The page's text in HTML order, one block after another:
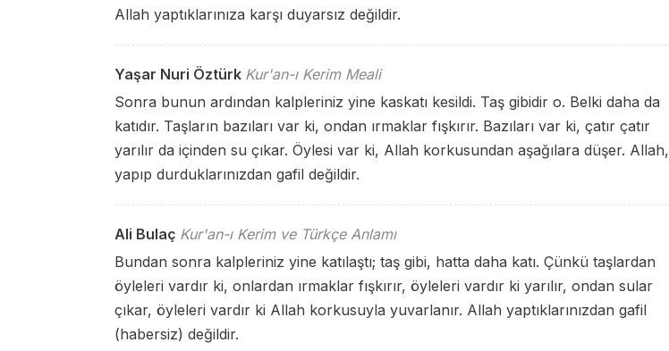
Allah yaptıklarınıza karşı duyarsız değildir.
Yaşar Nuri Öztürk Kur'an-ı Kerim Meali
Sonra bunun ardından kalpleriniz yine kaskatı kesildi. Taş gibidir o. Belki daha da
katıdır. Taşların bazıları var ki, ondan ırmaklar fışkırır. Bazıları var ki, çatır çatır
yarılır da içinden su çıkar. Öylesi var ki, Allah korkusundan aşağılara düşer. Allah,
yapıp durduklarınızdan gafil değildir.
Ali Bulaç Kur'an-ı Kerim ve Türkçe Anlamı
Bundan sonra kalpleriniz yine katılaştı; taş gibi, hatta daha katı. Çünkü taşlardan
öyleleri vardır ki, onlardan ırmaklar fışkırır, öyleleri vardır ki yarılır, ondan sular
çıkar, öyleleri vardır ki Allah korkusuyla yuvarlanır. Allah yaptıklarınızdan gafil
(habersiz) değildir.